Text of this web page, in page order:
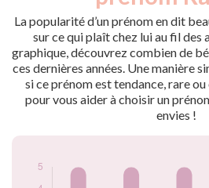
La popularité d’un prénom en dit
sur ce qui plaît chez lui au fil des
graphique, découvrez combien de
ces dernières années. Une manière
si ce prénom est tendance, rare
pour vous aider à choisir un
envies !
Popularité du
2010
5
2012
5
2015
5
2020
5